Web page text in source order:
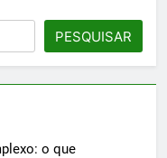
PESQUISAR
o que